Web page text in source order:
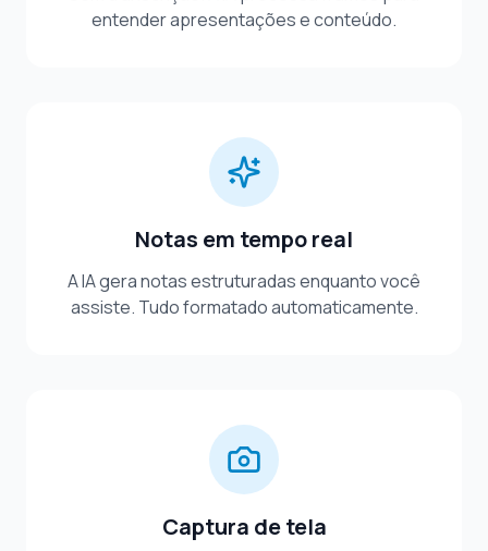
entender apresentações e conteúdo.
Notas em tempo real
A IA gera notas estruturadas enquanto você
assiste. Tudo formatado automaticamente.
Captura de tela